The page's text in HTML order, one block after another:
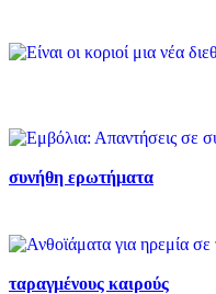
συνήθη ερωτήματα
ταραγμένους καιρούς